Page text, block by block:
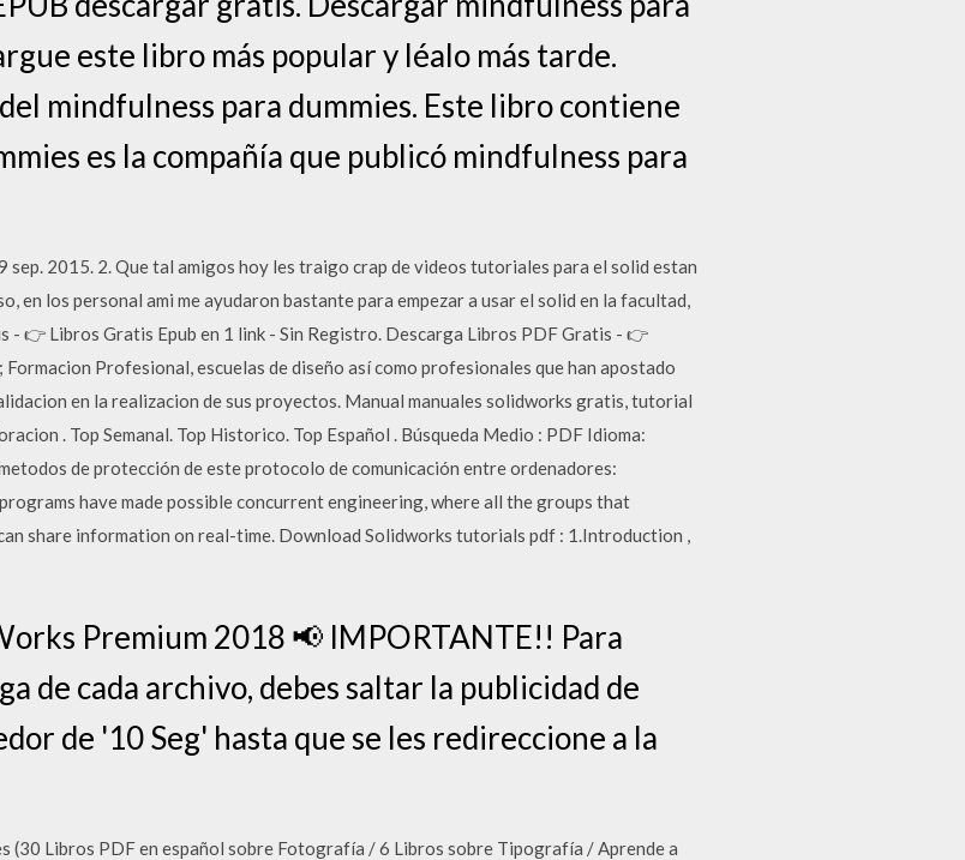
este libro más popular y léalo más tarde.
mindfulness para dummies. Este libro contiene
es la compañía que publicó mindfulness para
2015. 2. Que tal amigos hoy les traigo crap de videos tutoriales para el solid estan
en los personal ami me ayudaron bastante para empezar a usar el solid en la facultad,
- 👉 Libros Gratis Epub en 1 link - Sin Registro. Descarga Libros PDF Gratis - 👉
Profesional, escuelas de diseño así como profesionales que han apostado
en la realizacion de sus proyectos. Manual manuales solidworks gratis, tutorial
. Top Semanal. Top Historico. Top Español . Búsqueda Medio : PDF Idioma:
de protección de este protocolo de comunicación entre ordenadores:
have made possible concurrent engineering, where all the groups that
share information on real-time. Download Solidworks tutorials pdf : 1.Introduction ,
Premium 2018 📢 IMPORTANTE!! Para
de cada archivo, debes saltar la publicidad de
de '10 Seg' hasta que se les redireccione a la
(30 Libros PDF en español sobre Fotografía / 6 Libros sobre Tipografía / Aprende a